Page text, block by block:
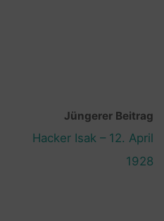
Jüngerer Beitrag
Hacker Isak – 12. April
1928